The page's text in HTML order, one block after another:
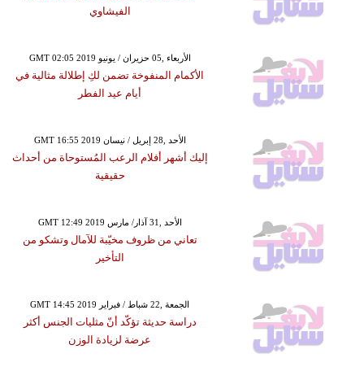
الفيشاوي
GMT 02:05 2019 الأربعاء ,05 حزيران / يونيو
الأكمام المنفوخة تضمن لكِ إطلالة مثالية في
أيام عيد الفطر
GMT 16:55 2019 الأحد ,28 إبريل / نيسان
إليك أشهر أفلام الرعب المُستوحاة من أحداث
حقيقية
GMT 12:49 2019 الأحد ,31 آذار/ مارس
تعاني من ظروف مخيّبة للآمال وتشكو من
التأخير
GMT 14:45 2019 الجمعة ,22 شباط / فبراير
دراسة حديثة تؤكّد أنّ مثليات الجنس أكثر
عرضة لزيادة الوزن